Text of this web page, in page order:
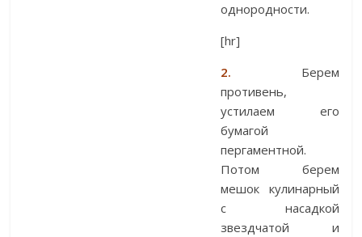
однородности.
[hr]
2. Берем
противень,
устилаем его
бумагой
пергаментной.
Потом берем
мешок кулинарный
с насадкой
звездчатой и